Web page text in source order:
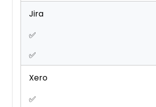
Jira
✅
✅
Xero
✅